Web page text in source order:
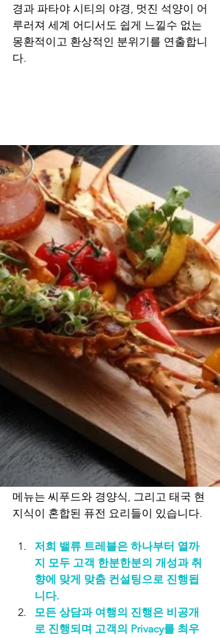
경과 파타야 시티의 야경, 멋진 석양이 어
루러져 세계 어디서도 쉽게 느낄수 없는
몽환적이고 환상적인 분위기를 연출합니
다.
메뉴는 씨푸드와 경양식, 그리고 태국 현
지식이 혼합된 퓨전 요리들이 있습니다.
​저희 밸류 트레블은 하나부터 열까
지 모두 고객 한분한분의 개성과 취
향에 맞게 맞춤 컨설팅으로 진행됩
니다.
모든 상담과 여행의 진행은 비공개
로 진행되며 고객의 Privacy를 최우